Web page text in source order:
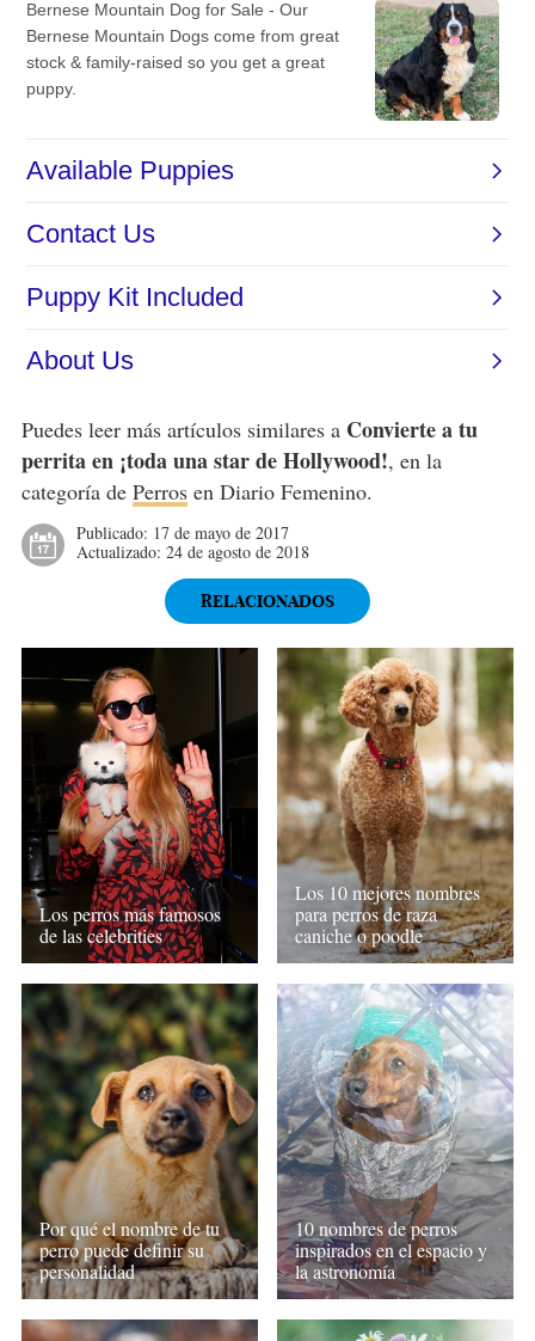
Puedes leer más artículos similares a Convierte a tu
perrita en ¡toda una star de Hollywood!, en la
categoría de Perrosen Diario Femenino.
Publicado: 17 de mayo de 2017
Actualizado: 24 de agosto de 2018
RELACIONADOS
Los perros más famosos
de las celebrities
Los 10 mejores nombres
para perros de raza
caniche o poodle
Por qué el nombre de tu
perro puede definir su
personalidad
10 nombres de perros
inspirados en el espacio y
la astronomía